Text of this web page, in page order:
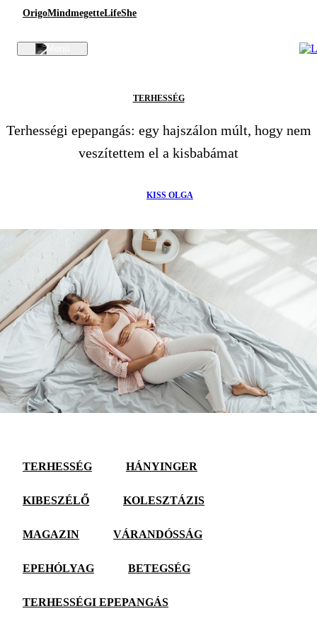
OrigoMindmegetteLifeShe
TERHESSÉG
Terhességi epepangás: egy hajszálon múlt, hogy nem
veszítettem el a kisbabámat
KISS OLGA
TERHESSÉG HÁNYINGER
KIBESZÉLŐ KOLESZTÁZIS
MAGAZIN VÁRANDÓSSÁG
EPEHÓLYAG BETEGSÉG
TERHESSÉGI EPEPANGÁS